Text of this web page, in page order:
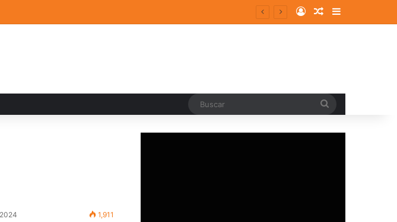
nuevas obras de artistas emergentes y consolidados Log InRandom Article
Sidebar
1,911